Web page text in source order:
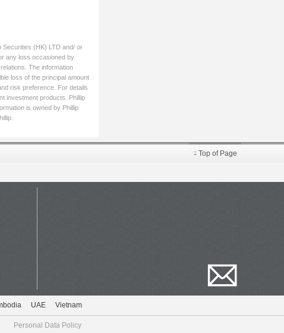
Securities (HK) LTD and/ or
any loss occasioned by
The information
loss of the principal amount
risk preference. For details
investment products. Phillip
is owned by Phillip
Top of Page
UAE Vietnam
Personal Data Policy